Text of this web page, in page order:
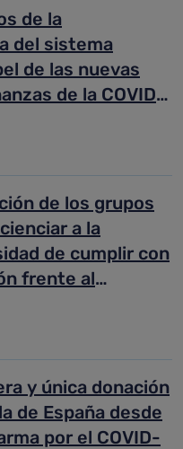
de la
del sistema
de las nuevas
de la COVID-
de los grupos
a la
de cumplir con
frente al
y única donación
de España desde
por el COVID-